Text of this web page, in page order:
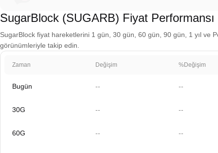
SugarBlock (SUGARB) Fiyat Performansı
SugarBlock fiyat hareketlerini 1 gün, 30 gün, 60 gün, 90 gün, 1 yıl
görünümleriyle takip edin.
Zaman Değişim %Değişim
Bugün -- --
30G -- --
60G -- --